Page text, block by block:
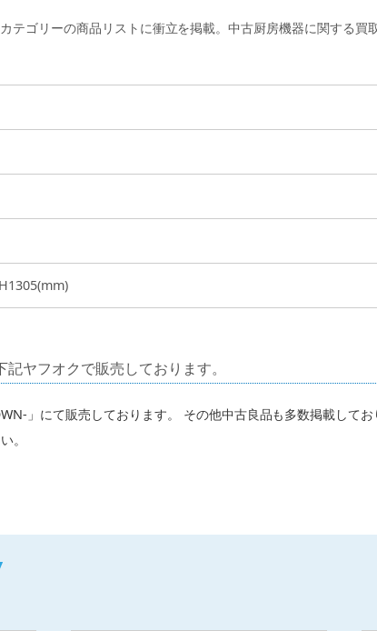
テゴリーの商品リストに衝立を掲載。中古厨房機器に関する買
ヤフオクで販売しております。
」にて販売しております。 その他中古良品も多数掲載して
。